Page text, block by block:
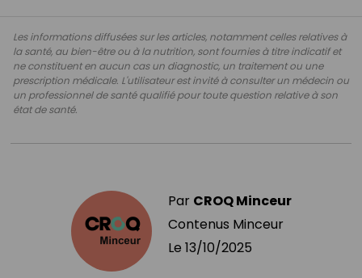
Les informations diffusées sur les articles, notamment celles relatives à
la santé, au bien-être ou à la nutrition, sont fournies à titre indicatif et
ne constituent en aucun cas un diagnostic, un traitement ou une
prescription médicale. L'utilisateur est invité à consulter un médecin ou
un professionnel de santé qualifié pour toute question relative à son
état de santé.
Par CROQ Minceur
Contenus Minceur
Le 13/10/2025